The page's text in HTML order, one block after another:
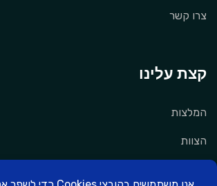
צרו קשר
קצת עלינו
המלצות
הצוות